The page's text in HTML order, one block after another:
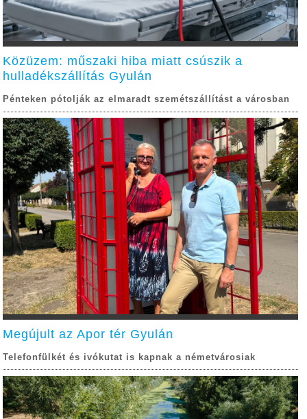
Közüzem: műszaki hiba miatt csúszik a
hulladékszállítás Gyulán
Pénteken pótolják az elmaradt szemétszállítást a városban
Megújult az Apor tér Gyulán
Telefonfülkét és ivókutat is kapnak a németvárosiak